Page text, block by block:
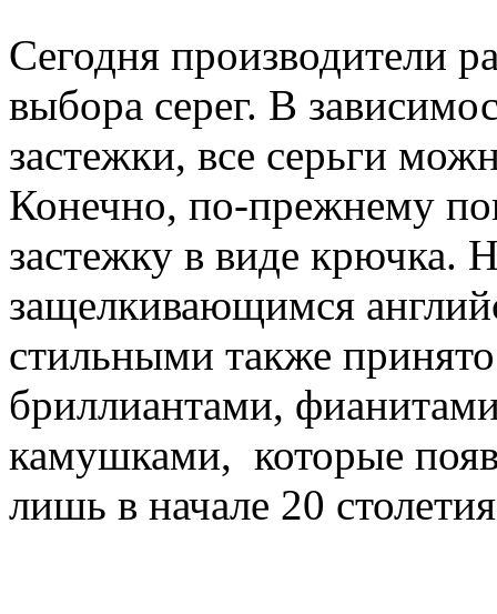
Сегодня производители
выбора серег. В
застежки, все серьги
Конечно, по-прежнему
застежку в виде крючка.
защелкивающимся
стильными также
бриллиантами,
камушками, которые
лишь в начале 20